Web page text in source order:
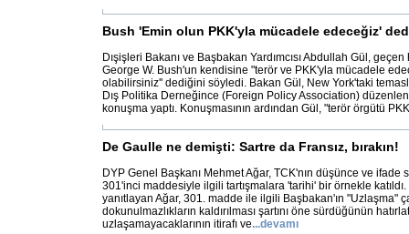
Bush 'Emin olun PKK'yla mücadele edeceğiz'
Dışişleri Bakanı ve Başbakan Yardımcısı Abdullah Gül,
George W. Bush'un kendisine "terör ve PKK'yla mücadele
olabilirsiniz'' dediğini söyledi. Bakan Gül, New York'taki
Dış Politika Derneğince (Foreign Policy Association)
konuşma yaptı. Konuşmasının ardından Gül, "terör örgütü PKK
De Gaulle ne demişti: Sartre da Fransız, bırakın!
DYP Genel Başkanı Mehmet Ağar, TCK'nın düşünce ve ifade
301'inci maddesiyle ilgili tartışmalara 'tarihi' bir örnekle katıldı.
yanıtlayan Ağar, 301. madde ile ilgili Başbakan'ın "Uzlaşma"
dokunulmazlıkların kaldırılması şartını öne sürdüğünün
uzlaşamayacaklarının itirafı ve...devamı